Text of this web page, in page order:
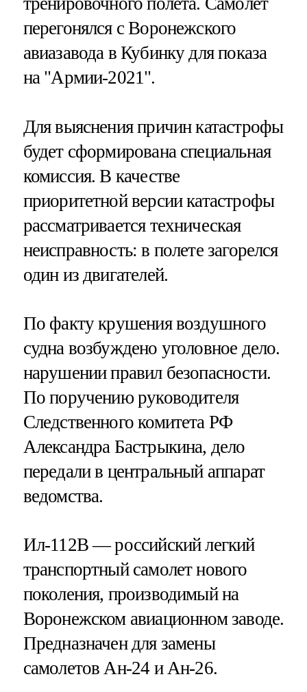
перегонялся c Воронежского
авиазавода в Кубинку для показа
на "Армии-2021".
Для выяснения причин катастрофы
будет сформирована специальная
комиссия. В качестве
приоритетной версии катастрофы
рассматривается техническая
неисправность: в полете загорелся
один из двигателей.
По факту крушения воздушного
судна возбуждено уголовное дело.
нарушении правил безопасности.
По поручению руководителя
Следственного комитета РФ
Александра Бастрыкина, дело
передали в центральный аппарат
ведомства.
Ил-112В — российский легкий
транспортный самолет нового
поколения, производимый на
Воронежском авиационном заводе.
Предназначен для замены
самолетов Ан-24 и Ан-26.